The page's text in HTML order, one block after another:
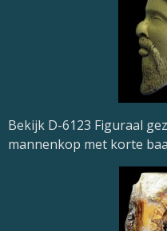
Bekijk D-6123 Figuraal
mannenkop met korte